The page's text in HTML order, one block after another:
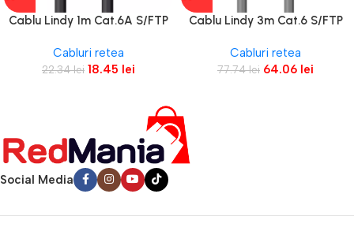
Cablu Lindy 1m Cat.6A S/FTP
Cabluri retea
22.34lei 18.45 lei
Cablu Lindy 3m Cat.6 S/FTP
banda
Cabluri retea
77.74lei 64.06 lei
Social Media